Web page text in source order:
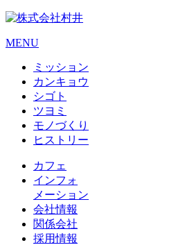
MENU
ミッション
カンキョウ
シゴト
ツヨミ
モノづくり
ヒストリー
カフェ
インフォ
メーション
会社情報
関係会社
採用情報